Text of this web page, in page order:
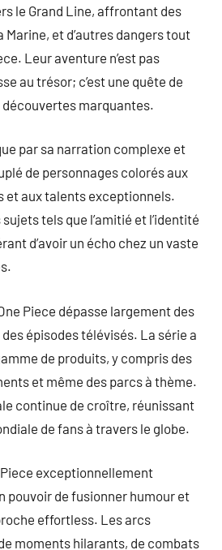
le Grand Line, affrontant des
Marine, et d’autres dangers tout
Leur aventure n’est pas
au trésor; c’est une quête de
découvertes marquantes.
par sa narration complexe et
de personnages colorés aux
et aux talents exceptionnels.
tels que l’amitié et l’identité
d’avoir un écho chez un vaste
Piece dépasse largement des
épisodes télévisés. La série a
de produits, y compris des
et même des parcs à thème.
continue de croître, réunissant
de fans à travers le globe.
exceptionnellement
pouvoir de fusionner humour et
effortless. Les arcs
moments hilarants, de combats